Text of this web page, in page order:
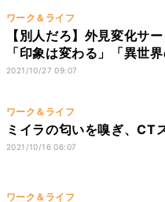
ワーク＆ライフ
【別人だろ】外見変化サ
「印象は変わる」「異世
由』と同じ」50代以上で
2021/10/27 09:07
ワーク＆ライフ
ミイラの匂いを嗅ぎ、CT
2021/10/16 06:07
ワーク＆ライフ